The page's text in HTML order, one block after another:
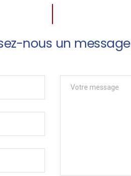
nous un message